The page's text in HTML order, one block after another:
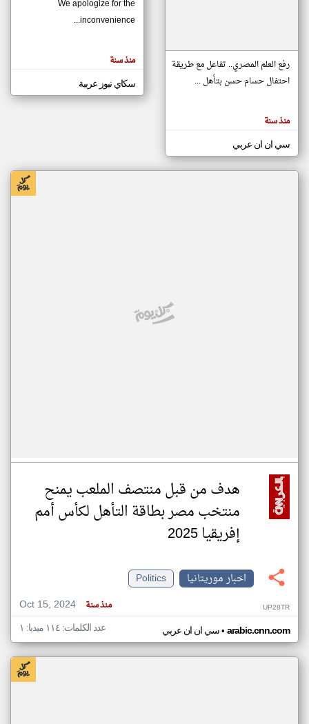
مصادر الأخبار من موريتانيا
اخبار موريتانيا على مدار الساعة
أهم اخبار موريتانيا العاجلة والمباشرة
المقالات
الموجوده
هنا عن
رفع العلم المصري.. تفاعل مع طريقة
احتفال حسام حسن بتأهل ...
منذ سنة
سي ان ان عربي
We apologize for the
inconvenience...
منذ سنة
سكاي نيوز عربية
هدف من قبل منتصف الملعب يمنح
منتخب مصر بطاقة التأهل لكأس أمم
إفريقيا 2025
اخبار موريتانيا
Politics
Oct 15, 2024
منذ سنة UP28TR
سي ان ان عربي• arabic.cnn.com عدد الكلمات: ١١٤ ميديا: ١
klyoum.com